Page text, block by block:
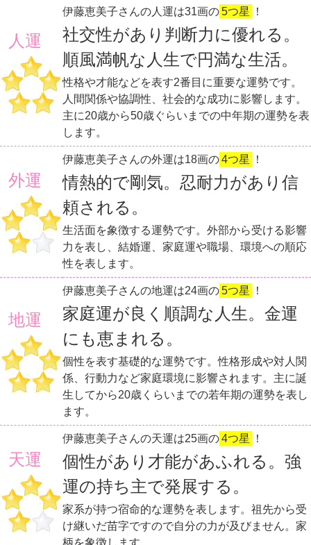
人運
伊藤恵美子さんの人運は31画の5つ星 ！
社交性があり判断力に優れる。
順風満帆な人生で円満な生活。
性格や才能などを表す2番目に重要な運勢です。
人間関係や協調性、社会的な成功に影響します。
主に20歳から50歳ぐらいまでの中年期の運勢を表
します。
外運
伊藤恵美子さんの外運は18画の4つ星 ！
情熱的で剛気。忍耐力があり信
頼される。
生活面を象徴する運勢です。外部から受ける影響
力を表し、結婚運、家庭運や職場、環境への順応
性を表します。
地運
伊藤恵美子さんの地運は24画の5つ星 ！
家庭運が良く順調な人生。金運
にも恵まれる。
個性を表す基礎的な運勢です。性格形成や対人関
係、行動力など家庭環境に影響されます。主に誕
生してから20歳くらいまでの若年期の運勢を表し
ます。
天運
伊藤恵美子さんの天運は25画の4つ星 ！
個性があり才能があふれる。強
運の持ち主で発展する。
家系が持つ宿命的な運勢を表します。祖先から受
け継いだ苗字ですので自分の力が及びません。家
柄を象徴します。